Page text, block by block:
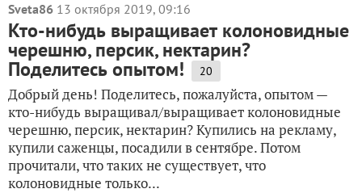
Sveta86 13 октября 2019, 09:16
Кто-нибудь выращивает колоновидные
черешню, персик, нектарин?
Поделитесь опытом! 20
Добрый день! Поделитесь, пожалуйста, опытом —
кто-нибудь выращивал/выращивает колоновидные
черешню, персик, нектарин? Купились на рекламу,
купили саженцы, посадили в сентябре. Потом
прочитали, что таких не существует, что
колоновидные только...